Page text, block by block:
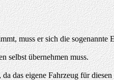
muss er sich die sogenannte
selbst übernehmen muss.
das eigene Fahrzeug für